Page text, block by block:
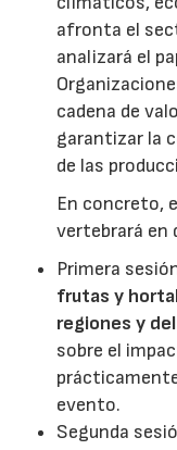
afronta el
analizará el
cadena de
garantizar la
de las
En concreto,
vertebrará en
Primera
frutas y
regiones y
sobre el
evento.
Segunda